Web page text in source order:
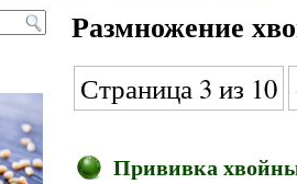
Размножение
Страница 3 из 10
Прививка